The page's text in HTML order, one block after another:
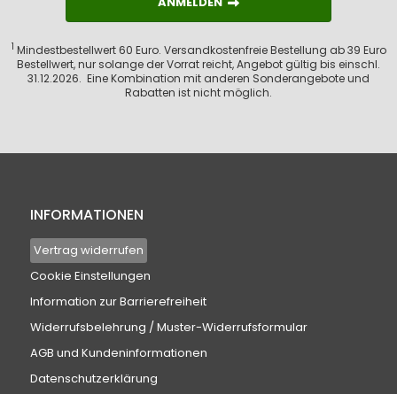
1 Mindestbestellwert 60 Euro. Versandkostenfreie Bestellung ab 39 Euro
Bestellwert, nur solange der Vorrat reicht, Angebot gültig bis einschl.
31.12.2026. Eine Kombination mit anderen Sonderangebote und
Rabatten ist nicht möglich.
INFORMATIONEN
Vertrag widerrufen
Cookie Einstellungen
Information zur Barrierefreiheit
Widerrufsbelehrung / Muster-Widerrufsformular
AGB und Kundeninformationen
Datenschutzerklärung